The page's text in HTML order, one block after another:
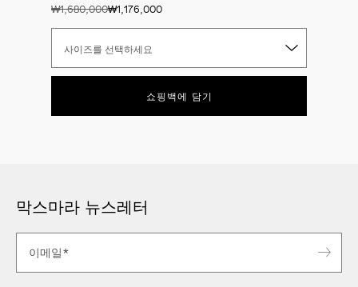
₩1,680,000₩1,176,000
사이즈를 선택하세요
쇼핑백에 담기
막스마라 뉴스레터